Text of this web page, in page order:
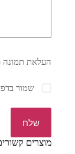
העלאת תמונה
שמור
שלח
מוצרים